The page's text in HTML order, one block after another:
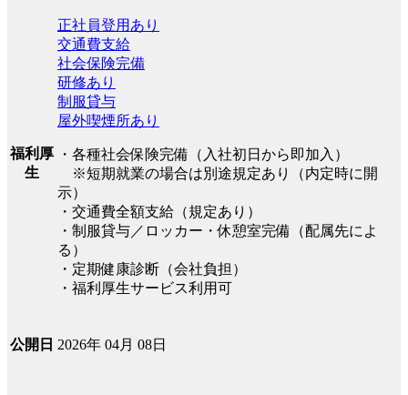
福利厚
生
正社員登用あり
交通費支給
社会保険完備
研修あり
制服貸与
屋外喫煙所あり
・各種社会保険完備（入社初日から即加入）
※短期就業の場合は別途規定あり（内定時に開
示）
・交通費全額支給（規定あり）
・制服貸与／ロッカー・休憩室完備（配属先によ
る）
・定期健康診断（会社負担）
・福利厚生サービス利用可
公開日 2026年 04月 08日